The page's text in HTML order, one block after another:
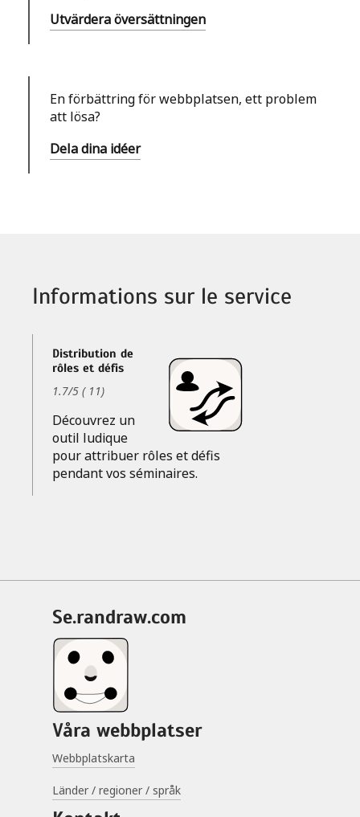
Utvärdera översättningen
En förbättring för webbplatsen, ett problem
att lösa?
Dela dina idéer
Informations sur le service
Distribution de
rôles et défis
1.7/5 ( 11)
Découvrez un
outil ludique
pour attribuer rôles et défis
pendant vos séminaires.
se.randraw.com
Våra webbplatser
Webbplatskarta
Länder / regioner / språk